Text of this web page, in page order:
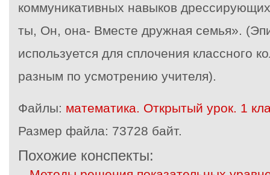
коммуникативных навыков
ты, Он, она- Вместе дружная семья».
используется для сплочения классного
разным по усмотрению учителя).
Файлы: математика. Открытый урок. 1
Размер файла: 73728 байт.
Похожие конспекты: